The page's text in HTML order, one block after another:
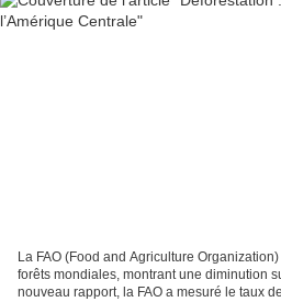
La FAO (Food and Agriculture
forêts mondiales, montrant une diminution
nouveau rapport, la FAO a mesuré le taux